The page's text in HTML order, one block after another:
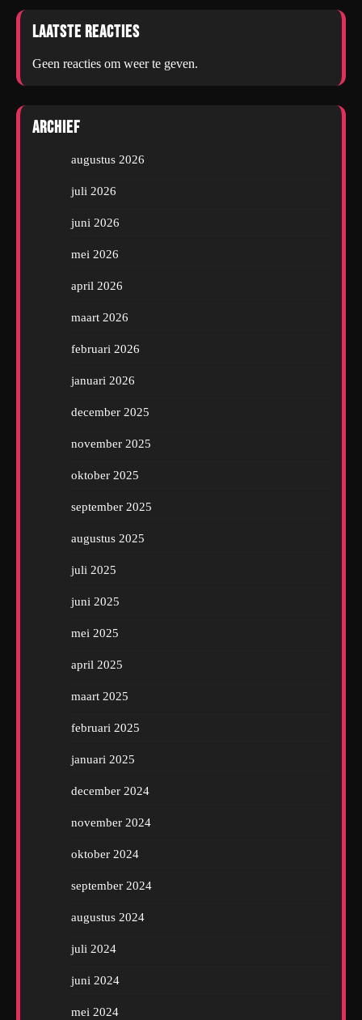
Laatste reacties
Geen reacties om weer te geven.
Archief
augustus 2026
juli 2026
juni 2026
mei 2026
april 2026
maart 2026
februari 2026
januari 2026
december 2025
november 2025
oktober 2025
september 2025
augustus 2025
juli 2025
juni 2025
mei 2025
april 2025
maart 2025
februari 2025
januari 2025
december 2024
november 2024
oktober 2024
september 2024
augustus 2024
juli 2024
juni 2024
mei 2024